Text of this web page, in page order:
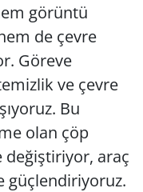
görüntü
de çevre
Göreve
ve çevre
Bu
olan çöp
araç
güçlendiriyoruz.